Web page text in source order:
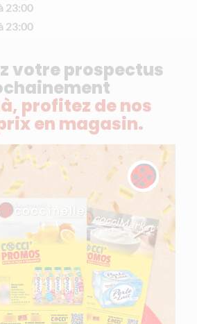
23:00
23:00
votre prospectus
profitez de nos
en magasin.